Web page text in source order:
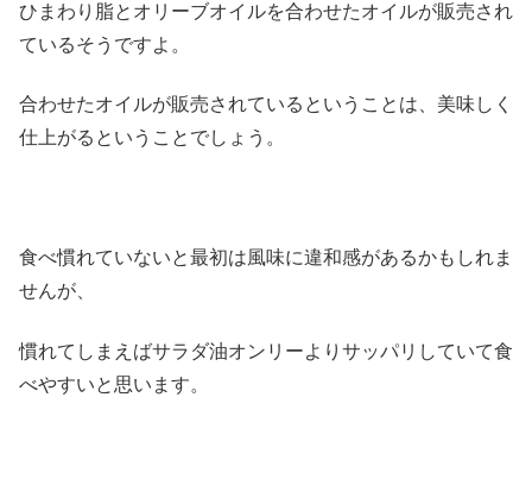
ひまわり脂とオリーブオイルを合わせたオイルが販売され
ているそうですよ。
合わせたオイルが販売されているということは、美味しく
仕上がるということでしょう。
食べ慣れていないと最初は風味に違和感があるかもしれま
せんが、
慣れてしまえばサラダ油オンリーよりサッパリしていて食
べやすいと思います。